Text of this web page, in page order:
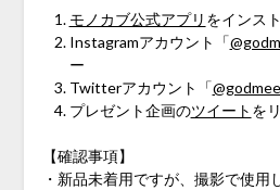
モノカブ公式アプリ をインス
Instagramアカウント「
ー
Twitterアカウント「
プレゼント企画のツイート を
【確認事項】
・新品未着用ですが、撮影で使用